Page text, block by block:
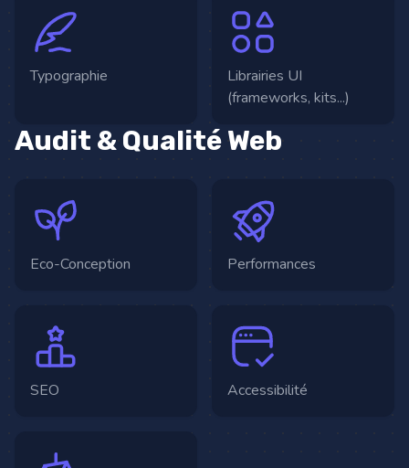
Typographie
Librairies UI
(frameworks, kits...)
Audit & Qualité Web
Eco-Conception Performances
SEO Accessibilité